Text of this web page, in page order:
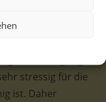
zeigt. Mit ihren
das Spiel mit den
stressig für die
ist. Daher